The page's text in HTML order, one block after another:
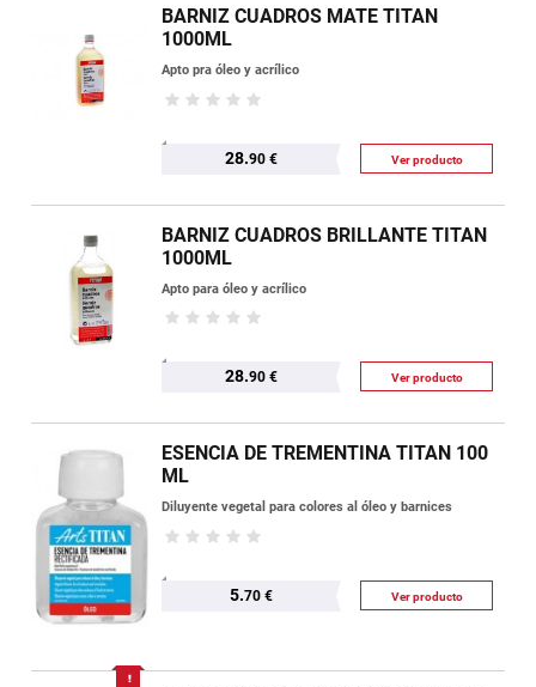
BARNIZ CUADROS MATE TITAN
1000ML
Apto pra óleo y acrílico
28.90 € Ver producto
BARNIZ CUADROS BRILLANTE TITAN
1000ML
Apto para óleo y acrílico
28.90 € Ver producto
ESENCIA DE TREMENTINA TITAN 100
ML
Diluyente vegetal para colores al óleo y barnices
5.70 € Ver producto